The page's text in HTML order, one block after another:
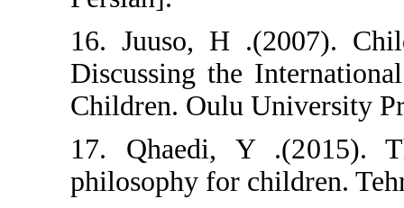
16. Juuso, H
Discussing the
Children. Oulu
17. Qhaedi, Y
philosophy for